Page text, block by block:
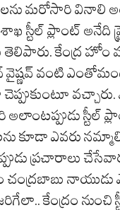
మరోసారి వినాలి
స్టీల్ ప్లాంట్ అనేది
కేంద్ర హోం
వైష్ణవ్ వంటి
వచ్చారు.
స్టీల్
కూడా ఎవరు
ప్రచారాలు
నాయుడు
కేంద్రం నుంచి